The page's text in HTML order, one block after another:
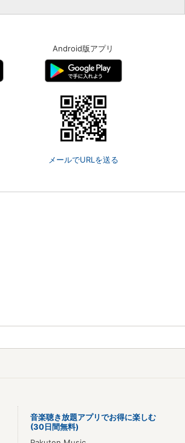
Android版アプリ
メールでURLを送る
音楽聴き放題アプリでお得に楽しむ
(30日間無料)